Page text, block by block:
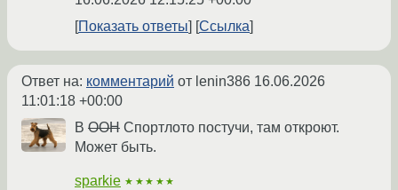
Показать ответы
Ссылка
Ответ на: комментарий от lenin386 16.06.2026
11:01:18 +00:00
В ООН Спортлото постучи, там откроют.
Может быть.
sparkie ★★★★★